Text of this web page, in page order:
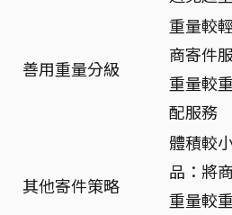
善用重量分級
重量較
商寄件
重量較
配服務
其他寄件策略
體積較
品：將
重量較